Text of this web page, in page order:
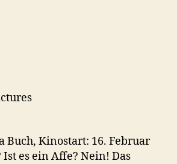
Buch, Kinostart: 16. Februar
es ein Affe? Nein! Das